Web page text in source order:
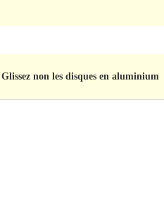
Glissez non les disques en aluminium